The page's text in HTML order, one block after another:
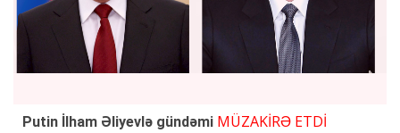
Putin İlham Əliyevlə gündəmi MÜZAKİRƏ ETDİ